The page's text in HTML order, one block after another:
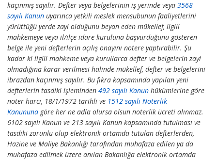
kaçınmış sayılır. Defter veya belgelerinin iş yerinde veya 3568
sayılı Kanun uyarınca yetkili meslek mensubunun faaliyetlerini
yürüttüğü yerde zayi olduğunu beyan eden mükellef, ilgili
mahkemeye veya il/ilçe idare kuruluna başvurduğunu gösteren
belge ile yeni defterlerin açılış onayını notere yaptırabilir. Şu
kadar ki ilgili mahkeme veya kurullarca defter ve belgelerin zayi
olmadığına karar verilmesi halinde mükellef, defter ve belgelerini
ibrazdan kaçınmış sayılır. Bu fıkra kapsamında yapılan yeni
defterlerin tasdiki işleminden 492 sayılı Kanun hükümlerine göre
noter harcı, 18/1/1972 tarihli ve 1512 sayılı Noterlik
Kanununa göre her ne adla olursa olsun noterlik ücreti alınmaz.
6102 sayılı Kanun ve 213 sayılı Kanun kapsamında tutulması ve
tasdiki zorunlu olup elektronik ortamda tutulan defterlerden,
Hazine ve Maliye Bakanlığı tarafından muhafaza edilen ya da
muhafaza edilmek üzere anılan Bakanlığa elektronik ortamda